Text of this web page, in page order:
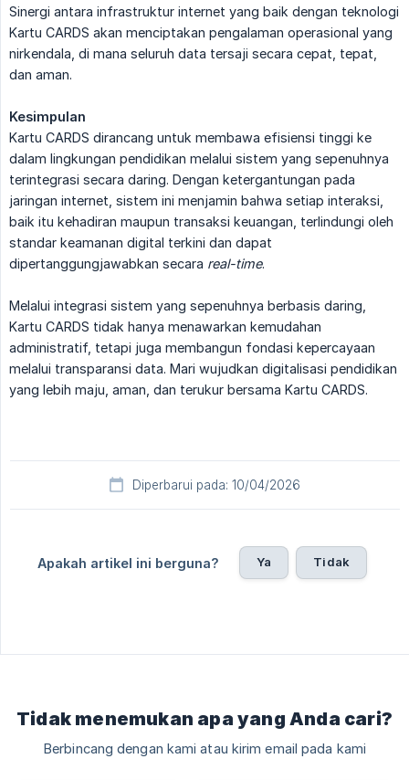
Sinergi antara infrastruktur internet yang baik dengan teknologi
Kartu CARDS akan menciptakan pengalaman operasional yang
nirkendala, di mana seluruh data tersaji secara cepat, tepat,
dan aman.
Kesimpulan
Kartu CARDS dirancang untuk membawa efisiensi tinggi ke
dalam lingkungan pendidikan melalui sistem yang sepenuhnya
terintegrasi secara daring. Dengan ketergantungan pada
jaringan internet, sistem ini menjamin bahwa setiap interaksi,
baik itu kehadiran maupun transaksi keuangan, terlindungi oleh
standar keamanan digital terkini dan dapat
dipertanggungjawabkan secara real-time.
Melalui integrasi sistem yang sepenuhnya berbasis daring,
Kartu CARDS tidak hanya menawarkan kemudahan
administratif, tetapi juga membangun fondasi kepercayaan
melalui transparansi data. Mari wujudkan digitalisasi pendidikan
yang lebih maju, aman, dan terukur bersama Kartu CARDS.
Diperbarui pada: 10/04/2026
Apakah artikel ini berguna? Ya Tidak
Tidak menemukan apa yang Anda cari?
Berbincang dengan kami atau kirim email pada kami